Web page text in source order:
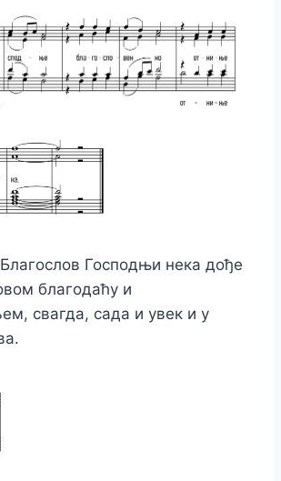
Благослов Господњи нека дође
благодаћу и
свагда, сада и увек и у